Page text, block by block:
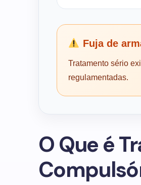
Fuja de
Tratamento sério
regulamentadas.
O Que é